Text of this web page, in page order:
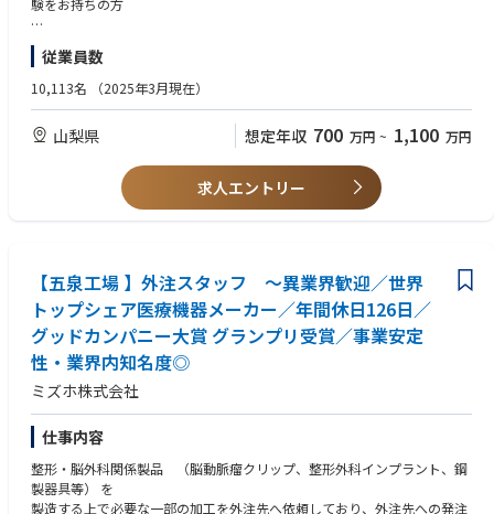
プALLにチャレンジできる社内公募制度、社員が自律的に学習可能な「Lin
ど、社員一人一人の成長を後押しする制度を充実させております。
整を行います。)
■本業務のやりがい：
・一人あたり100社程度のサプライヤを担当するため、幅広い製品知識を
身に付けることができます。
・研究開発部門に対して部品の提案を行い、その部品が実際に同社製品に
使用され、製品化されるとなった際には大きなやりがいを感じることがで
験をお持ちの方
■歓迎条件：
・CPP・中小企業診断士・簿記のいずれかの資格保有者
・英語力(メールのやりとりができる方は歓迎します)
従業員数
10,113名 （2025年3月現在）
山梨県 想定年収 700 万円 ~ 1,100 万円
求人エントリー
【五泉工場 】外注スタッフ ～異業界歓迎／世界
トップシェア医療機器メーカー／年間休日126日／
グッドカンパニー大賞 グランプリ受賞／事業安定
性・業界内知名度◎
ミズホ株式会社
仕事内容
整形・脳外科関係製品 （脳動脈瘤クリップ、整形外科インプラント、鋼
製器具等） を
製造する上で必要な一部の加工を外注先へ依頼しており、外注先への発注